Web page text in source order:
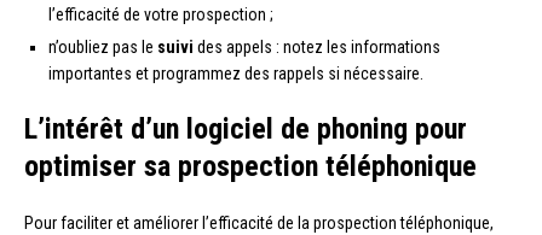
l’efficacité de votre prospection ;
n’oubliez pas le suivi des appels : notez les informations
importantes et programmez des rappels si nécessaire.
L’intérêt d’un logiciel de phoning pour
optimiser sa prospection téléphonique
Pour faciliter et améliorer l’efficacité de la prospection téléphonique,